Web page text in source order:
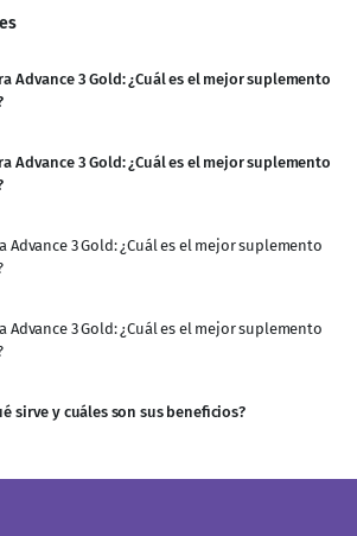
Advance 3 Gold: ¿Cuál es el mejor suplemento
Advance 3 Gold: ¿Cuál es el mejor suplemento
Advance 3 Gold: ¿Cuál es el mejor suplemento
Advance 3 Gold: ¿Cuál es el mejor suplemento
sirve y cuáles son sus beneficios?